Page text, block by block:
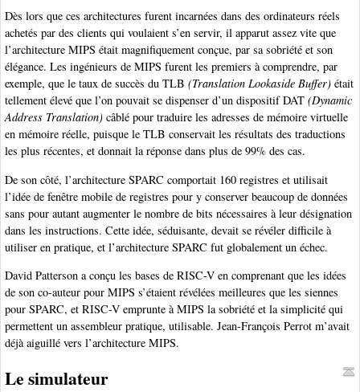
Dès lors que ces architectures furent incarnées dans des ordinateurs réels
achetés par des clients qui voulaient s’en servir, il apparut assez vite que
l’architecture MIPS était magnifiquement conçue, par sa sobriété et son
élégance. Les ingénieurs de MIPS furent les premiers à comprendre, par
exemple, que le taux de succès du TLB (Translation Lookaside Buffer) était
tellement élevé que l’on pouvait se dispenser d’un dispositif DAT (Dynamic
Address Translation) câblé pour traduire les adresses de mémoire virtuelle
en mémoire réelle, puisque le TLB conservait les résultats des traductions
les plus récentes, et donnait la réponse dans plus de 99% des cas.
De son côté, l’architecture SPARC comportait 160 registres et utilisait
l’idée de fenêtre mobile de registres pour y conserver beaucoup de données
sans pour autant augmenter le nombre de bits nécessaires à leur désignation
dans les instructions. Cette idée, séduisante, devait se révéler difficile à
utiliser en pratique, et l’architecture SPARC fut globalement un échec.
David Patterson a conçu les bases de RISC-V en comprenant que les idées
de son co-auteur pour MIPS s’étaient révélées meilleures que les siennes
pour SPARC, et RISC-V emprunte à MIPS la sobriété et la simplicité qui
permettent un assembleur pratique, utilisable. Jean-François Perrot m’avait
déjà aiguillé vers l’architecture MIPS.
Le simulateur